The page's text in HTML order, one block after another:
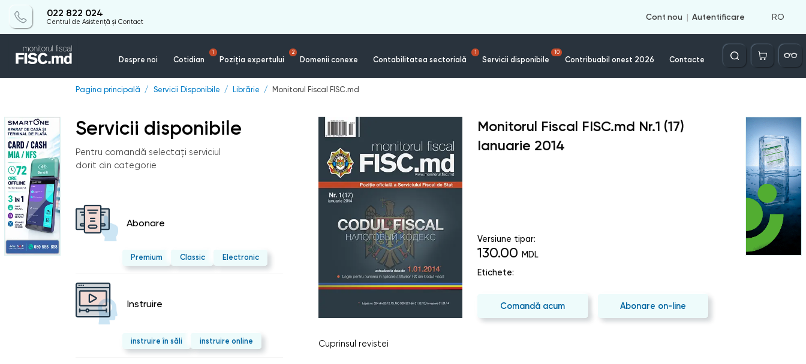
022 822 024
Centrul de Asistență și Contact
Cont nou Autentificare RO
Despre noi Cotidian
1
Poziția expertului
2
Domenii conexe Contabilitatea sectorială
1
Servicii disponibile
10
Contribuabil onest 2026 Contacte
Căutare
Pagina principală Servicii Disponibile Librărie Monitorul Fiscal FISC.md
Servicii disponibile
Pentru comandă selectați serviciul
dorit din categorie
Abonare
Premium Classic Electronic
Instruire
instruire în săli instruire online
Monitorul Fiscal FISC.md Nr.1 (17)
Ianuarie 2014
Versiune tipar:
130.00 MDL
Etichete:
Comandă acum Abonare on-line
Cuprinsul revistei